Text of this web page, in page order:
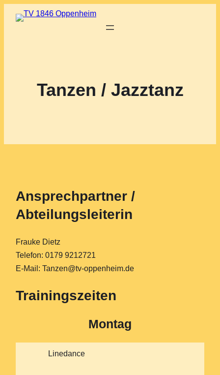
Tanzen / Jazztanz
Ansprechpartner /
Abteilungsleiterin
Frauke Dietz
Telefon: 0179 9212721
E-Mail: Tanzen@tv-oppenheim.de
Trainingszeiten
Montag
Linedance